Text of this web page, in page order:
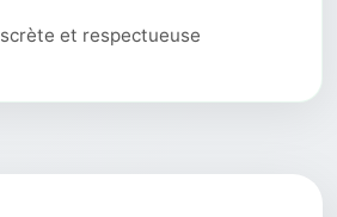
et respectueuse